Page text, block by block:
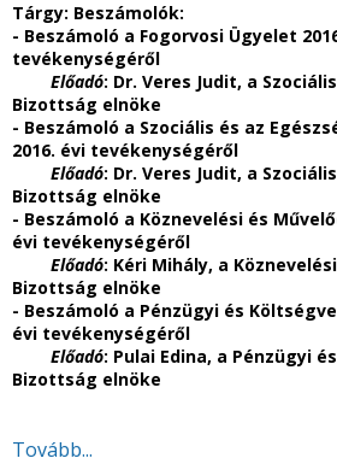
Tárgy: Beszámolók:
- Beszámoló a Fogorvosi Ügyelet
tevékenységéről
Előadó: Dr. Veres Judit, a
Bizottság elnöke
- Beszámoló a Szociális és az
2016. évi tevékenységéről
Előadó: Dr. Veres Judit, a
Bizottság elnöke
- Beszámoló a Köznevelési és
évi tevékenységéről
Előadó: Kéri Mihály, a
Bizottság elnöke
- Beszámoló a Pénzügyi és
évi tevékenységéről
Előadó: Pulai Edina, a Pénzügyi
Bizottság elnöke
Tovább...